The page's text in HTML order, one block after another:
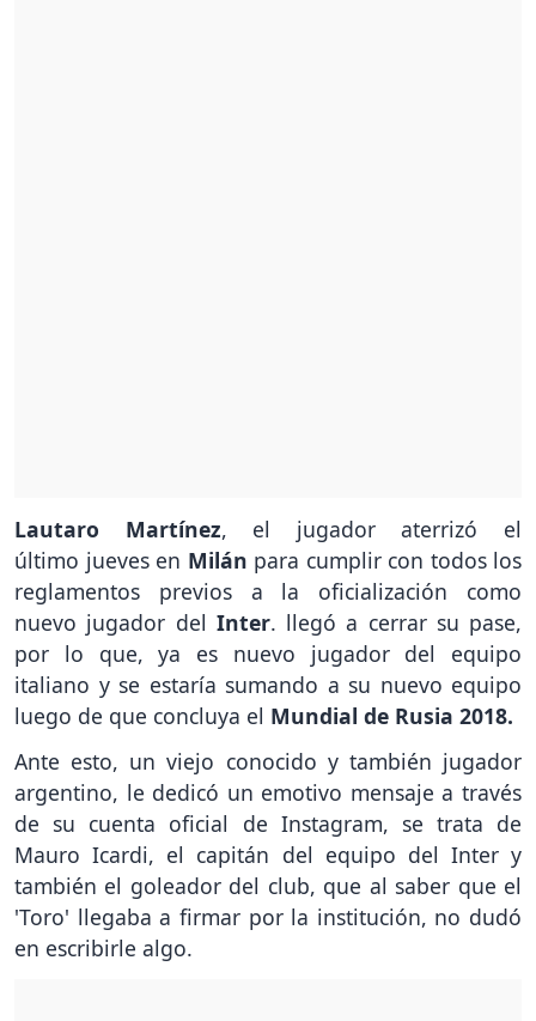
Lautaro Martínez, el jugador aterrizó el
último jueves en Milán para cumplir con todos los
reglamentos previos a la oficialización como
nuevo jugador del Inter. llegó a cerrar su pase,
por lo que, ya es nuevo jugador del equipo
italiano y se estaría sumando a su nuevo equipo
luego de que concluya el Mundial de Rusia 2018.
Ante esto, un viejo conocido y también jugador
argentino, le dedicó un emotivo mensaje a través
de su cuenta oficial de Instagram, se trata de
Mauro Icardi, el capitán del equipo del Inter y
también el goleador del club, que al saber que el
'Toro' llegaba a firmar por la institución, no dudó
en escribirle algo.